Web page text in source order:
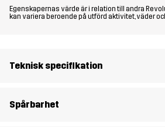
Foder 90% Polyester, 10%
Egenskapernas värde är i relation till andra
kan variera beroende på utförd aktivitet, väder
Teknisk specifikation
Spårbarhet